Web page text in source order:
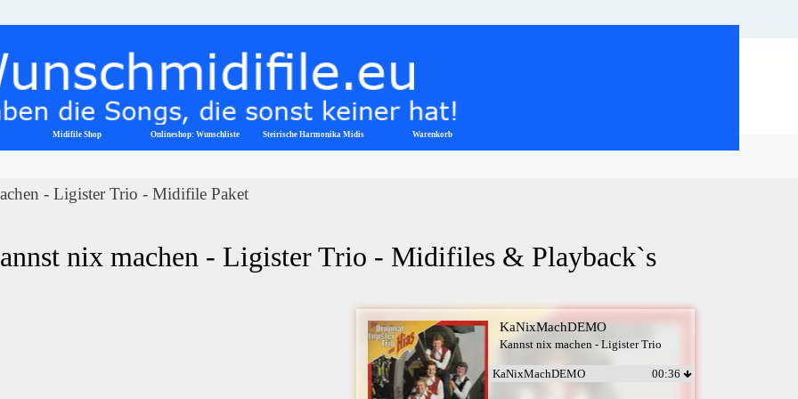
Menü überspringen
Midifile Shop ▼
Onlineshop: Wunschliste Steirische Harmonika Midis ▼
Warenkorb
- Ligister Trio - Midifile Paket
nix machen - Ligister Trio - Midifiles & Playback`s
KaNixMachDEMO
Kannst nix machen - Ligister Trio
KaNixMachDEMO 00:36